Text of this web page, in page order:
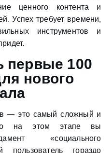
ценного контента и
Успех требует времени,
инструментов и
первые 100
нового
— это самый сложный и
на этом этапе вы
«социального
пользователь гораздо